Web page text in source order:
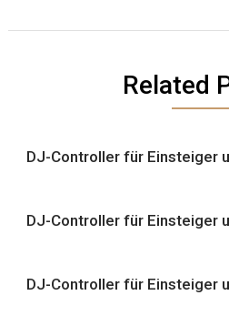
Related
DJ-Controller für Einsteiger
DJ-Controller für Einsteiger
DJ-Controller für Einsteiger